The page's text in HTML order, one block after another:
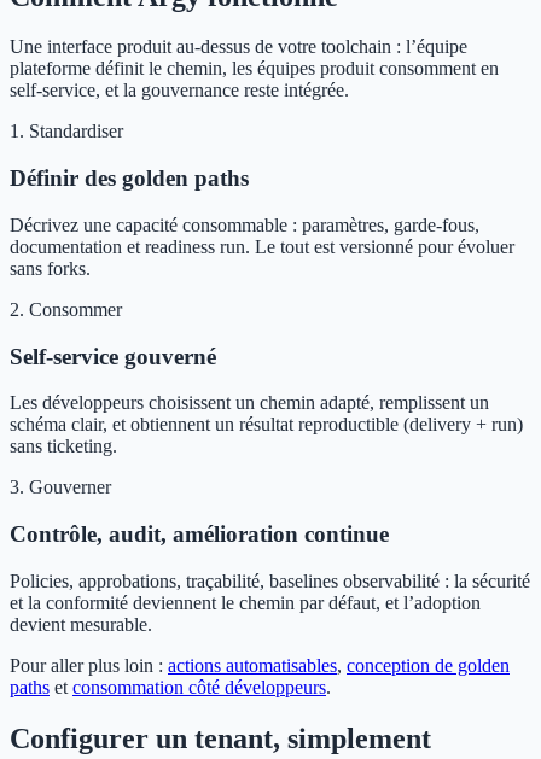
Une interface produit au-dessus de votre toolchain : l’équipe
plateforme définit le chemin, les équipes produit consomment en
self-service, et la gouvernance reste intégrée.
1. Standardiser
Définir des golden paths
Décrivez une capacité consommable : paramètres, garde-fous,
documentation et readiness run. Le tout est versionné pour évoluer
sans forks.
2. Consommer
Self-service gouverné
Les développeurs choisissent un chemin adapté, remplissent un
schéma clair, et obtiennent un résultat reproductible (delivery + run)
sans ticketing.
3. Gouverner
Contrôle, audit, amélioration continue
Policies, approbations, traçabilité, baselines observabilité : la sécurité
et la conformité deviennent le chemin par défaut, et l’adoption
devient mesurable.
Pour aller plus loin : actions automatisables, conception de golden
paths et consommation côté développeurs.
Configurer un tenant, simplement